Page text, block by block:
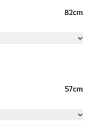
82cm
57cm